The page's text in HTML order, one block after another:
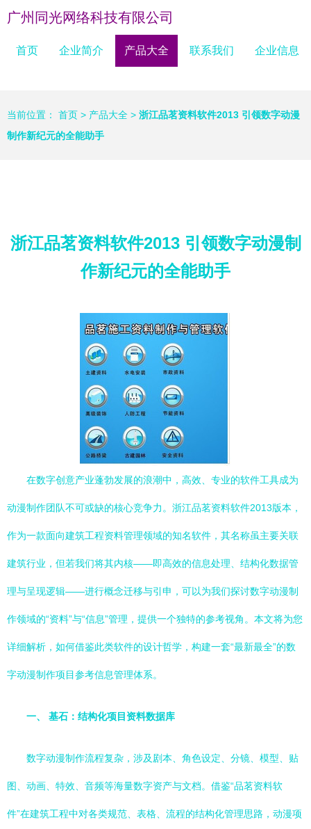
广州同光网络科技有限公司
首页 企业简介 产品大全 联系我们 企业信息
当前位置： 首页 > 产品大全 > 浙江品茗资料软件2013 引领数字动漫
制作新纪元的全能助手
浙江品茗资料软件2013 引领数字动漫制
作新纪元的全能助手
在数字创意产业蓬勃发展的浪潮中，高效、专业的软件工具成为
动漫制作团队不可或缺的核心竞争力。浙江品茗资料软件2013版本，
作为一款面向建筑工程资料管理领域的知名软件，其名称虽主要关联
建筑行业，但若我们将其内核——即高效的信息处理、结构化数据管
理与呈现逻辑——进行概念迁移与引申，可以为我们探讨数字动漫制
作领域的“资料”与“信息”管理，提供一个独特的参考视角。本文将为您
详细解析，如何借鉴此类软件的设计哲学，构建一套“最新最全”的数
字动漫制作项目参考信息管理体系。
一、 基石：结构化项目资料数据库
数字动漫制作流程复杂，涉及剧本、角色设定、分镜、模型、贴
图、动画、特效、音频等海量数字资产与文档。借鉴“品茗资料软
件”在建筑工程中对各类规范、表格、流程的结构化管理思路，动漫项